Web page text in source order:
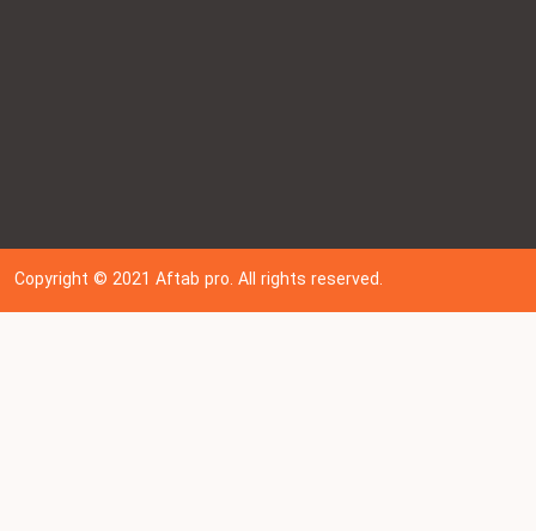
Copyright © 202 1Aftab pro. All rights reserved.